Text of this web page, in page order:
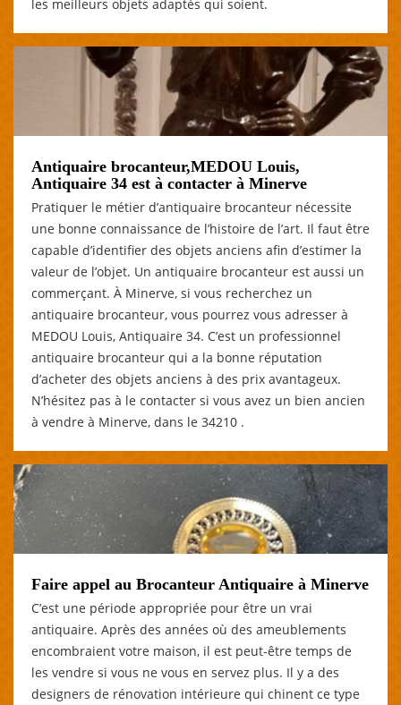
les meilleurs objets adaptés qui soient.
Antiquaire brocanteur,MEDOU Louis,
Antiquaire 34 est à contacter à Minerve
Pratiquer le métier d’antiquaire brocanteur nécessite
une bonne connaissance de l’histoire de l’art. Il faut être
capable d’identifier des objets anciens afin d’estimer la
valeur de l’objet. Un antiquaire brocanteur est aussi un
commerçant. À Minerve, si vous recherchez un
antiquaire brocanteur, vous pourrez vous adresser à
MEDOU Louis, Antiquaire 34. C’est un professionnel
antiquaire brocanteur qui a la bonne réputation
d’acheter des objets anciens à des prix avantageux.
N’hésitez pas à le contacter si vous avez un bien ancien
à vendre à Minerve, dans le 34210 .
Faire appel au Brocanteur Antiquaire à Minerve
C’est une période appropriée pour être un vrai
antiquaire. Après des années où des ameublements
encombraient votre maison, il est peut-être temps de
les vendre si vous ne vous en servez plus. Il y a des
designers de rénovation intérieure qui chinent ce type